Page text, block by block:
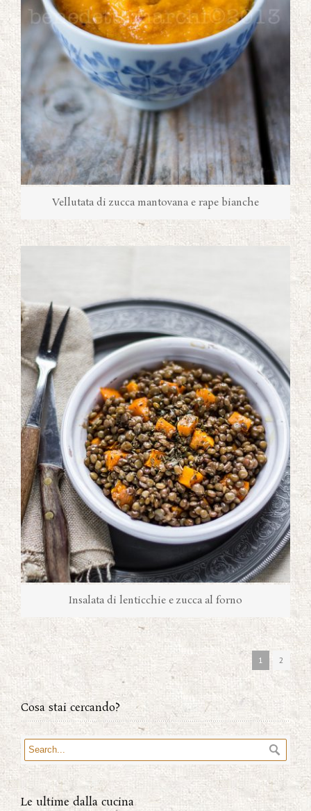
Vellutata di zucca mantovana e rape bianche
Insalata di lenticchie e zucca al forno
1 2
Cosa stai cercando?
Le ultime dalla cucina